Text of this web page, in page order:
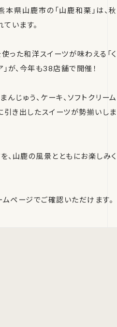
県山鹿市の「山鹿和栗」は、秋
います。
った和洋スイーツが味わえる「く
が、今年も38店舗で開催！
んじゅう、ケーキ、ソフトクリーム
引き出したスイーツが勢揃いしま
、山鹿の風景とともにお楽しみく
ページでご確認いただけます。